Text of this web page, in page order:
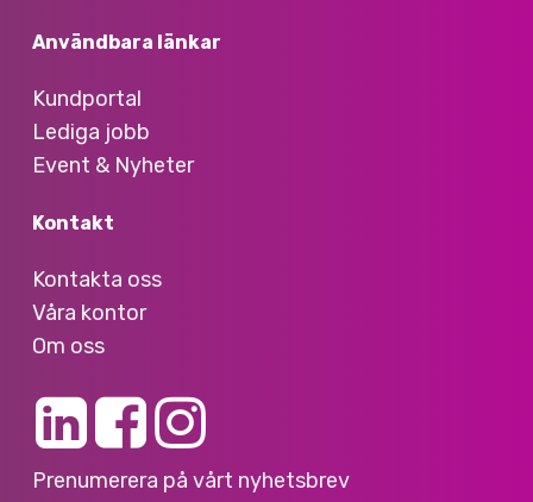
Användbara länkar
Kundportal
Lediga jobb
Event & Nyheter
Kontakt
Kontakta oss
Våra kontor
Om oss
Prenumerera på vårt nyhetsbrev